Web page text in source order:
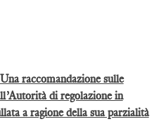
raccomandazione sulle
di regolazione in
a ragione della sua parzialità